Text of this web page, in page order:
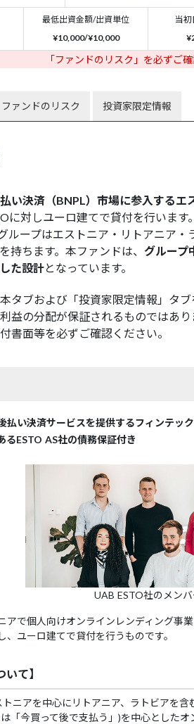
最低出資金額/出資単位
¥10,000/¥10,000
当
「ファンドのリスク」を必ずご確
ファンドの リスク 投資家限定情報
い決済（BNPL）市場に参入するエ
に対しユーロ建てで貸付を行いま
ループはエストニア・リトアニア・
を持ちます。本ファンドは、 グループ
た設計となっています。
タブおよび「投資家限定情報」タブ
益の分配が保証されるものではあ
書面等を必ずご確認ください。
払い決済サービスを提供するフィンテッ
るESTO AS社の債務保証付き
UAB ESTO社のメンバ
アで個人向けオンラインレンディング事
、ユーロ建てで貸付を行うものです。
いて】
ニアを中心にリトアニア、ラトビアを
「今買って後で支払う」)を中心とした